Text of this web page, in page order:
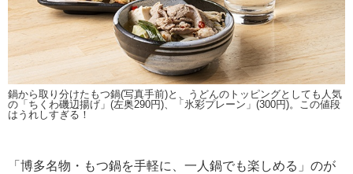
鍋から取り分けたもつ鍋(写真手前)と、うどんのトッピングとしても人気
の「ちくわ磯辺揚げ」(左奥290円)、「氷彩プレーン」(300円)。この値段
はうれしすぎる！
「博多名物・もつ鍋を手軽に、一人鍋でも楽しめる」のが